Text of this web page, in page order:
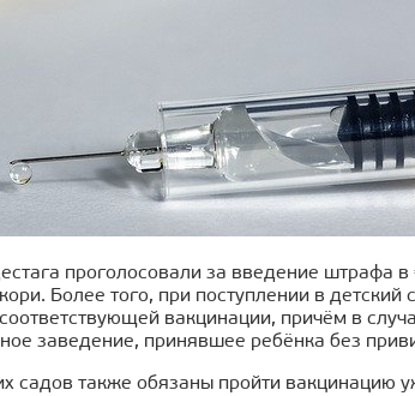
проголосовали за введение штрафа
Более того, при поступлении в
вакцинации, причём в
заведение, принявшее ребёнка без
садов также обязаны пройти вакцинацию